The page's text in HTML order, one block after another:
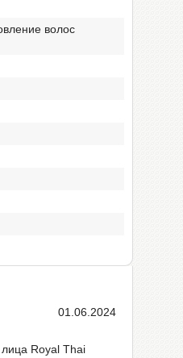
волос
01.06.2024
Royal Thai